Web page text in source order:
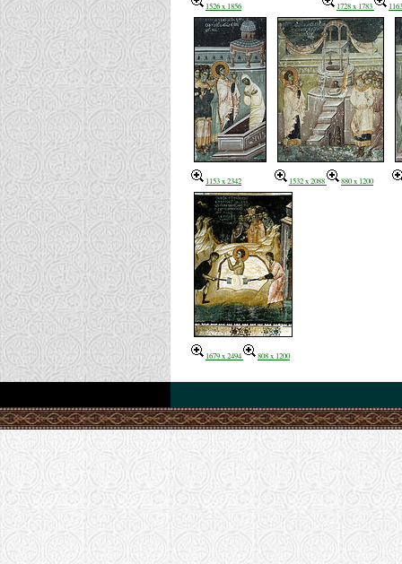
1526 x 1856 1728 x 1783
1153 x 2342 1532 x 2088 880 x 1200
1679 x 2494 808 x 1200